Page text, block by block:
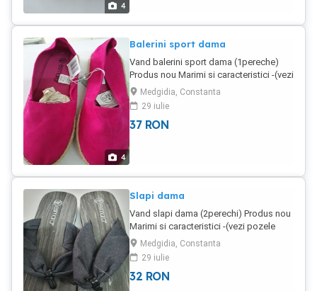
4
4
Balerini sport dama
Vand balerini sport dama (1pereche)
Produs nou Marimi si caracteristici -(vezi
pozele anexata) Transportul la
cumparator
Medgidia, Constanta
29 iulie
37 RON
Slapi dama
Vand slapi dama (2perechi) Produs nou
Marimi si caracteristici -(vezi pozele
anexata) Transportul la cumparator
Medgidia, Constanta
29 iulie
32 RON